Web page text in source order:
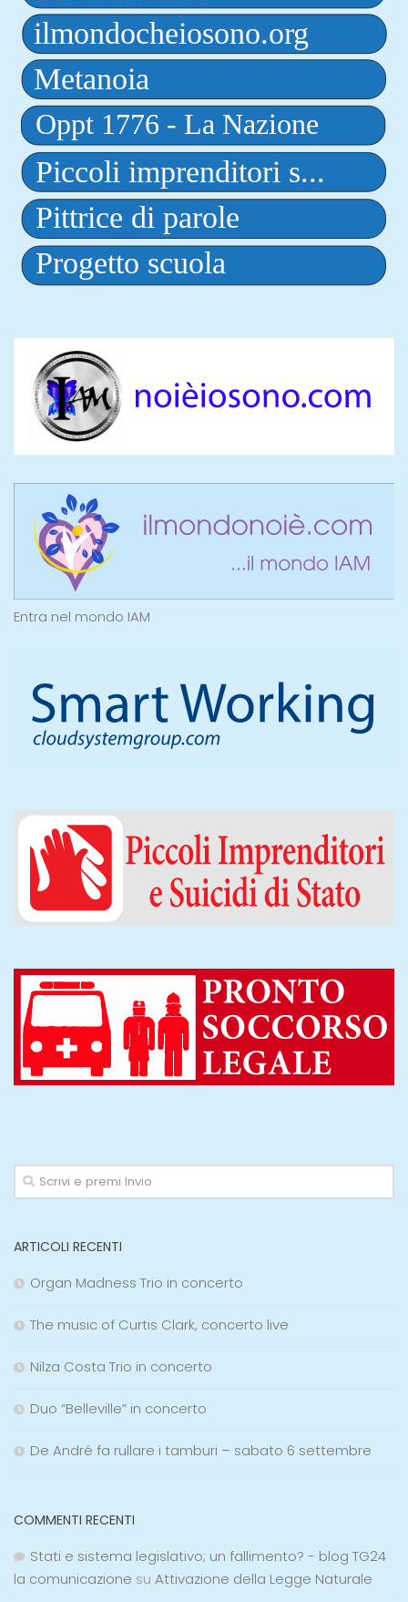
Entra nel mondo IAM
ARTICOLI RECENTI
Organ Madness Trio in concerto
The music of Curtis Clark, concerto live
Nilza Costa Trio in concerto
Duo “Belleville” in concerto
De André fa rullare i tamburi – sabato 6 settembre
COMMENTI RECENTI
Stati e sistema legislativo; un fallimento? - blog TG24
la comunicazione su Attivazione della Legge Naturale